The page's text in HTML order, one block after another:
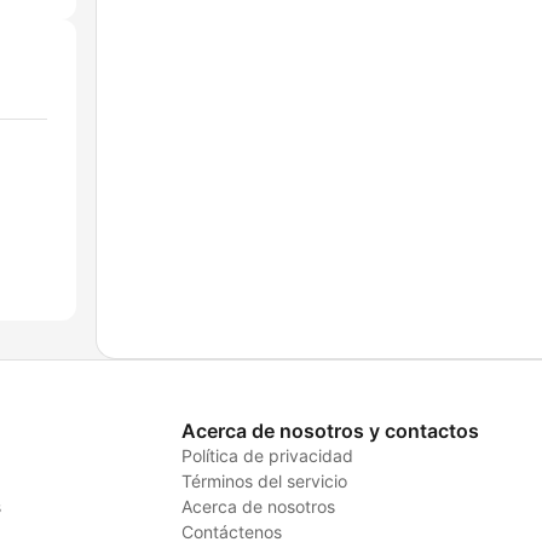
Acerca de nosotros y contactos
Política de privacidad
Términos del servicio
Acerca de nosotros
Contáctenos